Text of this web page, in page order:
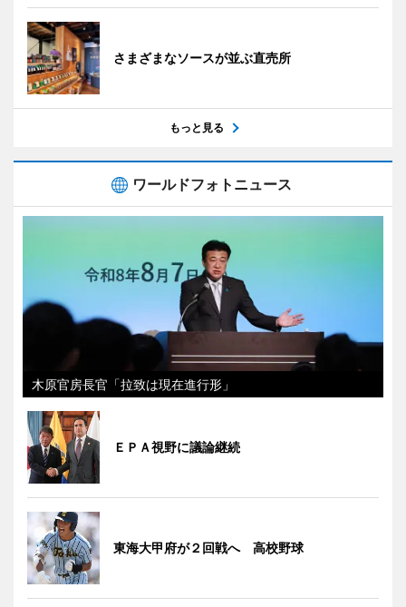
さまざまなソースが並ぶ直売所
もっと見る
ワールドフォトニュース
木原官房長官「拉致は現在進行形」
ＥＰＡ視野に議論継続
東海大甲府が２回戦へ 高校野球